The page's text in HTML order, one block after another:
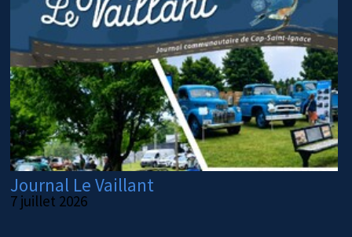
Journal Le Vaillant
7 juillet 2026